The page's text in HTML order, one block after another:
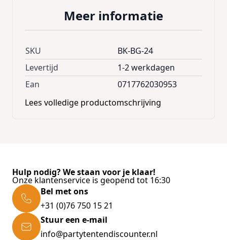
Meer informatie
SKU
BK-BG-24
Levertijd
1-2 werkdagen
Ean
0717762030953
Lees volledige productomschrijving
Hulp nodig? We staan voor je klaar!
Onze klantenservice is geopend tot 16:30
Bel met ons
+31 (0)76 750 15 21
Stuur een e-mail
info@partytentendiscounter.nl